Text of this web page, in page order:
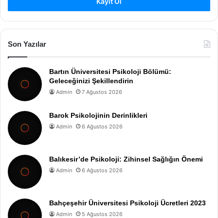
Son Yazılar
Bartın Üniversitesi Psikoloji Bölümü:
Geleceğinizi Şekillendirin
Admin 7 Ağustos 2026
Barok Psikolojinin Derinlikleri
Admin 6 Ağustos 2026
Balıkesir’de Psikoloji: Zihinsel Sağlığın Önemi
Admin 6 Ağustos 2026
Bahçeşehir Üniversitesi Psikoloji Ücretleri 2023
Admin 5 Ağustos 2026